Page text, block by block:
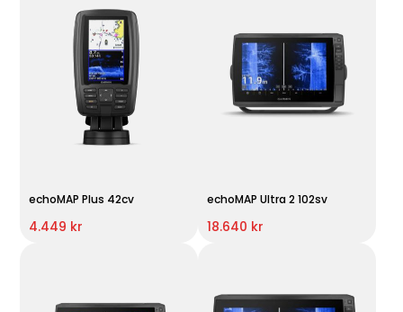
echoMAP Plus 42cv
4.449 kr
echoMAP Ultra 2 102sv
18.640 kr